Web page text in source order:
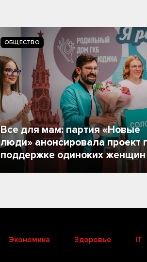
ОБЩЕСТВО
Все для мам: партия «Новые
люди» анонсировала проект
поддержке одиноких женщин
Экономика Здоровье IT